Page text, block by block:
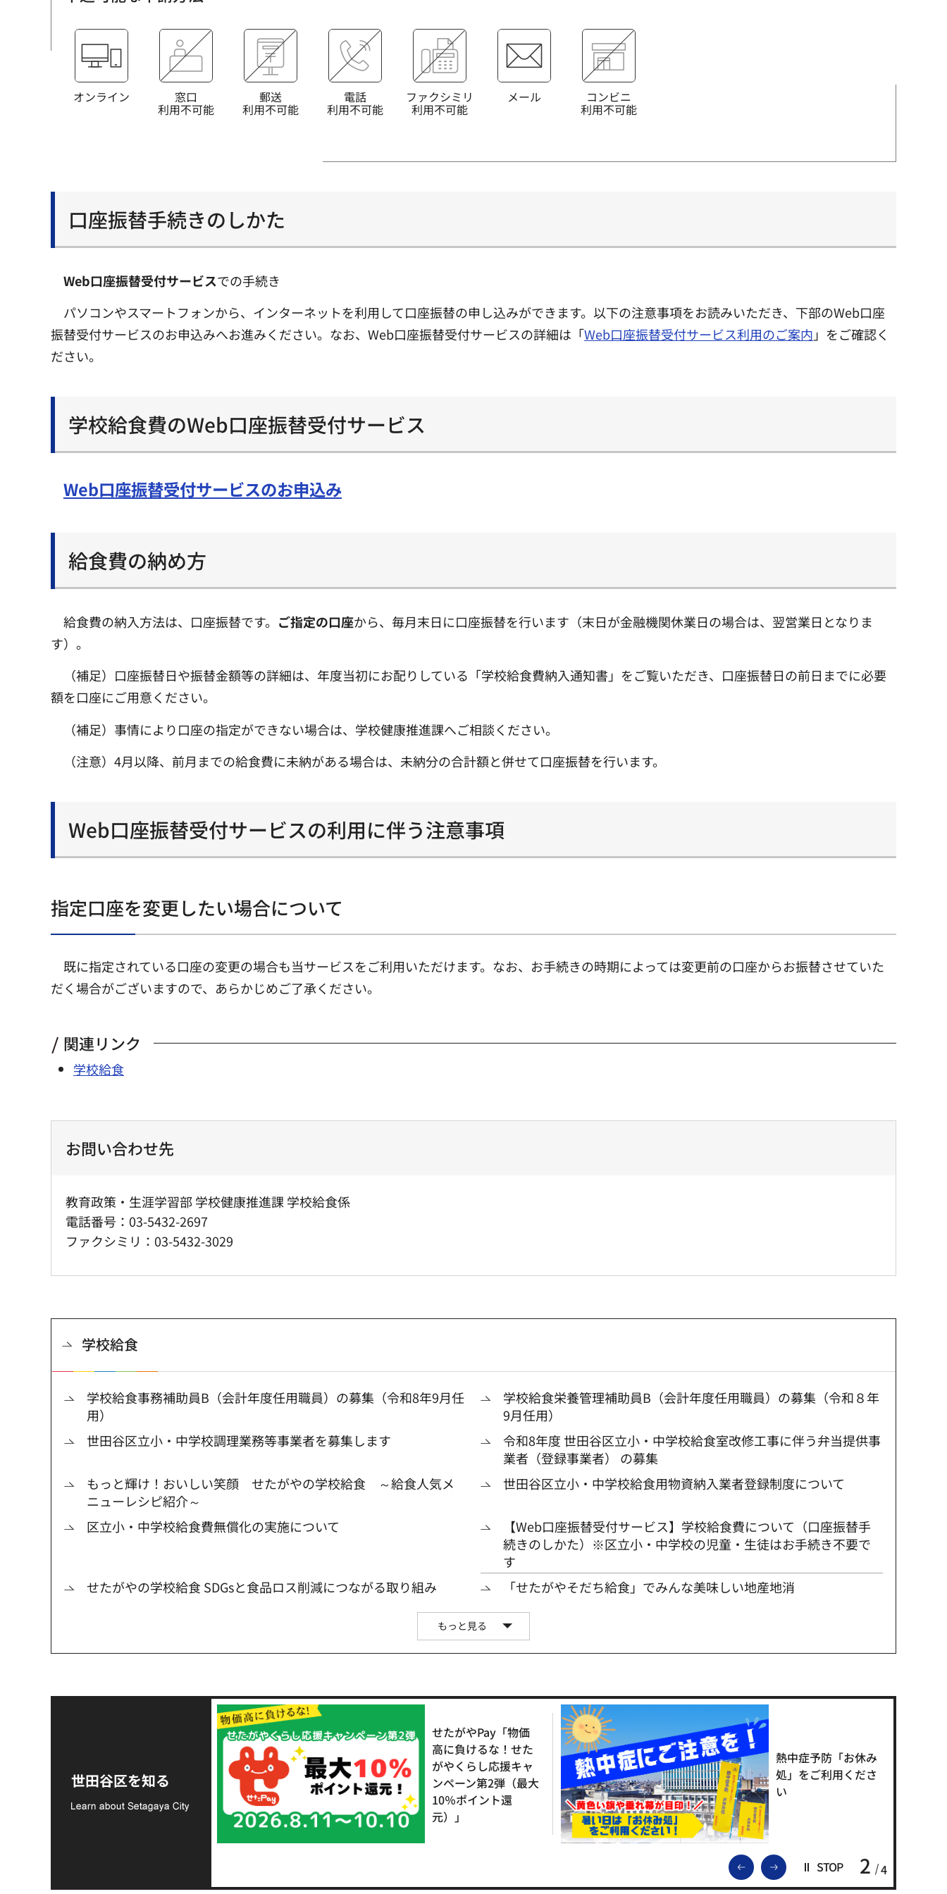
オンライン 窓口
利用不可能
郵送
利用不可能
電話
利用不可能
ファクシミリ
利用不可能
メール コンビニ
利用不可能
口座振替手続きのしかた
Web口座振替受付サービスでの手続き
パソコンやスマートフォンから、インターネットを利用して口座振替の申し込みができます。以下の注意事項をお読みいただき、下部のWeb口座
振替受付サービスのお申込みへお進みください。なお、Web口座振替受付サービスの詳細は「Web口座振替受付サービス利用のご案内 」をご確認く
ださい。
学校給食費のWeb口座振替受付サービス
Web口座振替受付サービスのお申込み
給食費の納め方
給食費の納入方法は、口座振替です。 ご指定の口座から、毎月末日に口座振替を行います（末日が金融機関休業日の場合は、翌営業日となりま
す）。
（補足）口座振替日や振替金額等の詳細は、年度当初にお配りしている「学校給食費納入通知書」をご覧いただき、口座振替日の前日までに必要
額を口座にご用意ください。
（補足）事情により口座の指定ができない場合は、学校健康推進課へご相談ください。
（注意）4月以降、前月までの給食費に未納がある場合は、未納分の合計額と併せて口座振替を行います。
Web口座振替受付サービスの利用に伴う注意事項
指定口座を変更したい場合について
既に指定されている口座の変更の場合も当サービスをご利用いただけます。なお、お手続きの時期によっては変更前の口座からお振替させていた
だく場合がございますので、あらかじめご了承ください。
関連リンク
学校給食
お問い合わせ先
教育政策・生涯学習部 学校健康推進課 学校給食係
電話番号：03-5432-2697
ファクシミリ：03-5432-3029
学校給食
学校給食事務補助員B（会計年度任用職員）の募集（令和8年9月任
用）
学校給食栄養管理補助員B（会計年度任用職員）の募集（令和８年
9月任用）
世田谷区立小・中学校調理業務等事業者を募集します
令和8年度 世田谷区立小・中学校給食室改修工事に伴う弁当提供事
業者（登録事業者） の募集
もっと輝け！おいしい笑顔 せたがやの学校給食 ～給食人気メ
ニューレシピ紹介～
世田谷区立小・中学校給食用物資納入業者登録制度について
区立小・中学校給食費無償化の実施について
【Web口座振替受付サービス】学校給食費について（口座振替手
続きのしかた）※区立小・中学校の児童・生徒はお手続き不要で
す
せたがやの学校給食 SDGsと食品ロス削減につながる取り組み
「せたがやそだち給食」でみんな美味しい地産地消
もっと見る
世田谷区を知る
前のスライドを表示
次のスライドを表示
STOP 2 4
支援金の募集につい
て
せたがやPay「物価
高に負けるな！せた
がやくらし応援キャ
ンペーン第2弾（最大
10％ポイント還
元）」
熱中症予防「お休み
処」をご利用くださ
い